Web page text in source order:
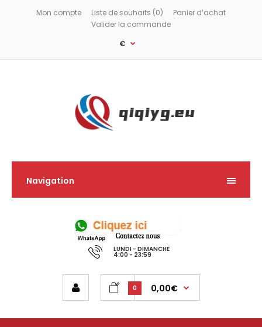
Mon compte Liste de souhaits (0)
Panier d’achat
Valider la commande
€
Navigation
LUNDI - DIMANCHE
4:00 - 23:59
0 0,00€